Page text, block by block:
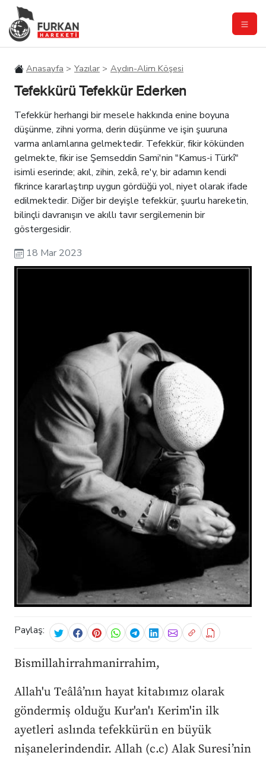
Anasayfa Yazılar Aydın-Alim Köşesi
Tefekkürü Tefekkür Ederken
Tefekkür herhangi bir mesele hakkında enine boyuna
düşünme, zihni yorma, derin düşünme ve işin şuuruna
varma anlamlarına gelmektedir. Tefekkür, fikir kökünden
gelmekte, fikir ise Şemseddin Sami'nin "Kamus-i Türkî"
isimli eserinde; akıl, zihin, zekâ, re'y, bir adamın kendi
fikrince kararlaştırıp uygun gördüğü yol, niyet olarak ifade
edilmektedir. Diğer bir deyişle tefekkür, şuurlu hareketin,
bilinçli davranışın ve akıllı tavır sergilemenin bir
göstergesidir.
18 Mar 2023
Paylaş:
Bismillahirrahmanirrahim,
Allah'u Teâlâ’nın hayat kitabımız olarak
göndermiş olduğu Kur'an'ı Kerim'in ilk
ayetleri aslında tefekkürün en büyük
nişanelerindendir. Allah (c.c) Alak Suresi’nin